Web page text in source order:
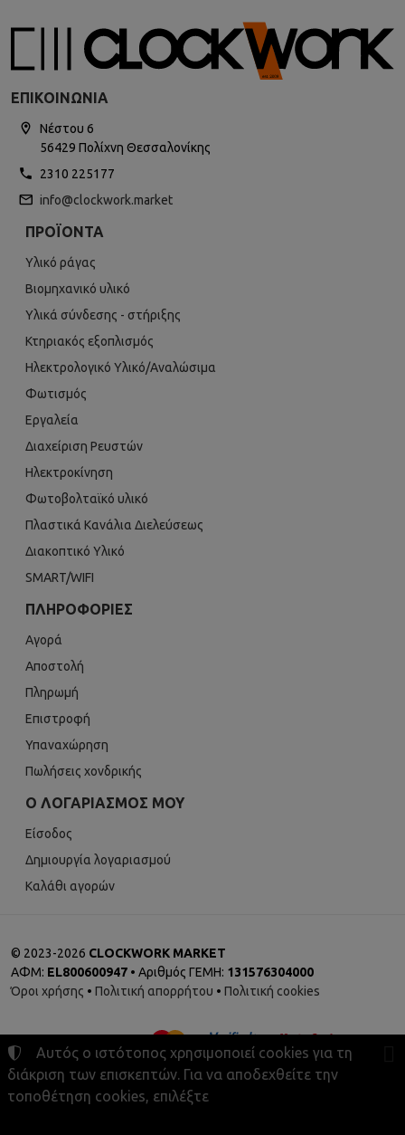
ΕΠΙΚΟΙΝΩΝΊΑ
Νέστου 6
56429 Πολίχνη Θεσσαλονίκης
2310 225177
info@clockwork.market
ΠΡΟΪΌΝΤΑ
Υλικό ράγας
Βιομηχανικό υλικό
Υλικά σύνδεσης - στήριξης
Κτηριακός εξοπλισμός
Ηλεκτρολογικό Υλικό/Αναλώσιμα
Φωτισμός
Εργαλεία
Διαχείριση Ρευστών
Ηλεκτροκίνηση
Φωτοβολταϊκό υλικό
Πλαστικά Κανάλια Διελεύσεως
Διακοπτικό Υλικό
SMART/WIFI
ΠΛΗΡΟΦΟΡΊΕΣ
Αγορά
Αποστολή
Πληρωμή
Επιστροφή
Υπαναχώρηση
Πωλήσεις χονδρικής
Ο ΛΟΓΑΡΙΑΣΜΌΣ ΜΟΥ
Είσοδος
Δημιουργία λογαριασμού
Καλάθι αγορών
© 2023-2026 CLOCKWORK MARKET
ΑΦΜ: EL800600947 • Αριθμός ΓΕΜΗ: 131576304000
Όροι χρήσης • Πολιτική απορρήτου • Πολιτική cookies
Αυτός ο ιστότοπος χρησιμοποιεί cookies για τη
διάκριση των επισκεπτών. Για να αποδεχθείτε την
τοποθέτηση cookies, επιλέξτε